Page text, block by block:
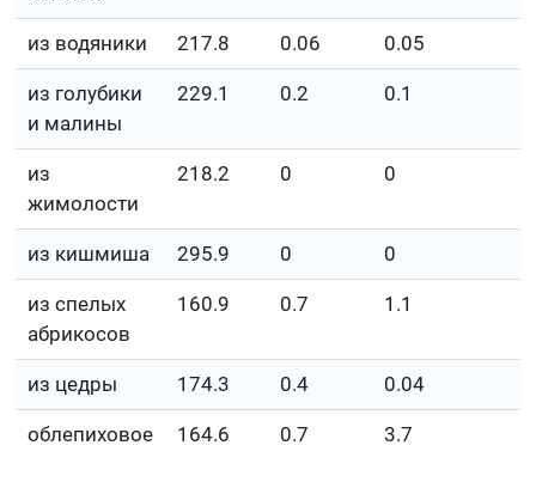
из водяники 217.8 0.06 0.05
из голубики
и малины
229.1 0.2 0.1
из
жимолости
218.2 0 0
из кишмиша 295.9 0 0
из спелых
абрикосов
160.9 0.7 1.1
из цедры 174.3 0.4 0.04
облепиховое 164.6 0.7 3.7